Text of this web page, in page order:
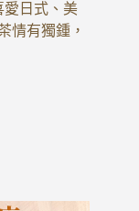
愛日式、美
情有獨鍾，